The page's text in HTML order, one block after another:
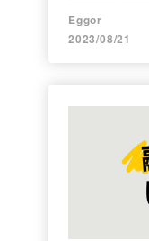
Eggor
2023/08/21